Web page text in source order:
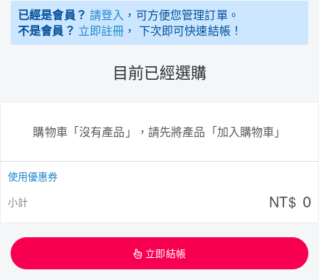
已經是會員？ 請登入 ，可方便您管理訂單。
不是會員？ 立即註冊 ， 下次即可快速結帳！
目前已經選購
購物車「沒有產品」，請先將產品「加入購物車」
使用優惠券
小計
NT$ 0
立即結帳